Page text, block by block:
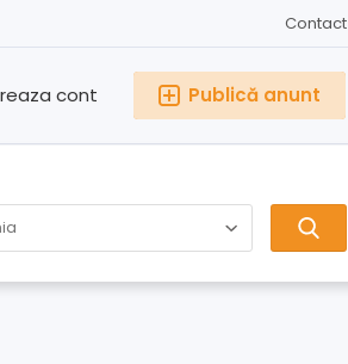
Contact
Publică anunt
cont